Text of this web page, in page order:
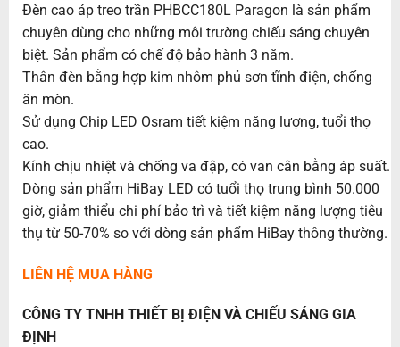
Đèn cao áp treo trần PHBCC180L Paragon là sản phẩm
chuyên dùng cho những môi trường chiếu sáng chuyên
biệt. Sản phẩm có chế độ bảo hành 3 năm.
Thân đèn bằng hợp kim nhôm phủ sơn tĩnh điện, chống
ăn mòn.
Sử dụng Chip LED Osram tiết kiệm năng lượng, tuổi thọ
cao.
Kính chịu nhiệt và chống va đập, có van cân bằng áp suất.
Dòng sản phẩm HiBay LED có tuổi thọ trung bình 50.000
giờ, giảm thiểu chi phí bảo trì và tiết kiệm năng lượng tiêu
thụ từ 50-70% so với dòng sản phẩm HiBay thông thường.
LIÊN HỆ MUA HÀNG
CÔNG TY TNHH THIẾT BỊ ĐIỆN VÀ CHIẾU SÁNG GIA
ĐỊNH